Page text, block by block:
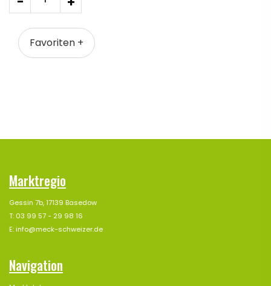
Favoriten +
Marktregio
Gessin 7b, 17139 Basedow
T: 03 99 57 - 29 98 16
E: info@meck-schweizer.de
Navigation